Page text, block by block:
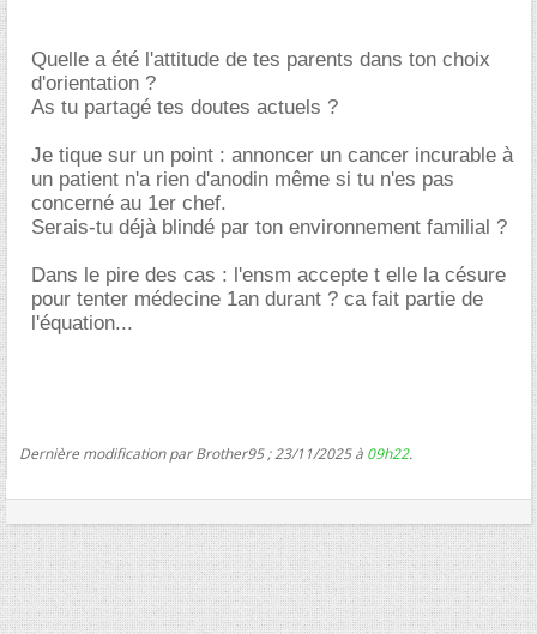
Quelle a été l'attitude de tes parents dans ton choix
d'orientation ?
As tu partagé tes doutes actuels ?
Je tique sur un point : annoncer un cancer incurable à
un patient n'a rien d'anodin même si tu n'es pas
concerné au 1er chef.
Serais-tu déjà blindé par ton environnement familial ?
Dans le pire des cas : l'ensm accepte t elle la césure
pour tenter médecine 1an durant ? ca fait partie de
l'équation...
Dernière modification par Brother95 ; 23/11/2025 à 09h22.